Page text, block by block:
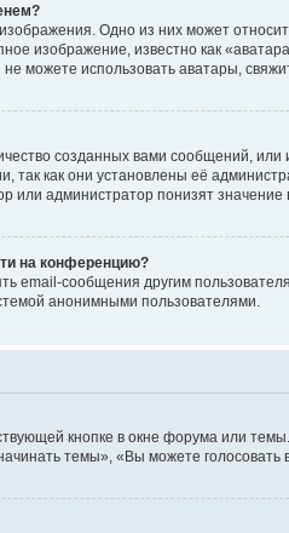
Одно из них может
изображение, известно как
можете использовать аватары,
созданных вами сообщений,
как они установлены её
администратор понизят значение
на конференцию?
email-сообщения другим
анонимными пользователями.
кнопке в окне форума или
темы», «Вы можете голосовать в